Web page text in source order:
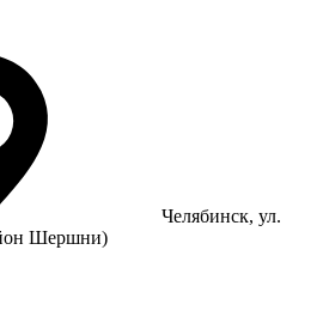
Челябинск, ул.
Шершни)